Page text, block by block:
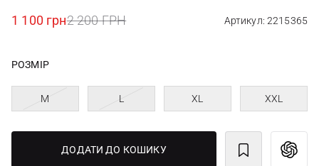
1 100 грн2 200 ГРН Артикул: 2215365
РОЗМІР
M L XL XXL
ДОДАТИ ДО КОШИКУ